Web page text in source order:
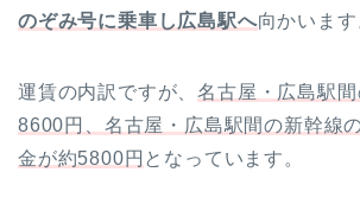
のぞみ号に乗車し広島駅へ向かいます
運賃の内訳ですが、名古屋・広島駅
8600円、名古屋・広島駅間の新幹線
金が約5800円 となっています。